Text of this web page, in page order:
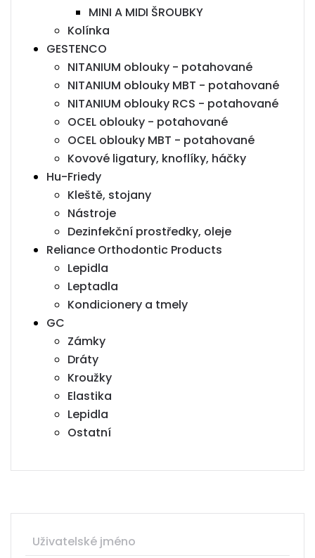
MINI A MIDI ŠROUBKY
Kolínka
GESTENCO
NITANIUM oblouky - potahované
NITANIUM oblouky MBT - potahované
NITANIUM oblouky RCS - potahované
OCEL oblouky - potahované
OCEL oblouky MBT - potahované
Kovové ligatury, knoflíky, háčky
Hu-Friedy
Kleště, stojany
Nástroje
Dezinfekční prostředky, oleje
Reliance Orthodontic Products
Lepidla
Leptadla
Kondicionery a tmely
GC
Zámky
Dráty
Kroužky
Elastika
Lepidla
Ostatní